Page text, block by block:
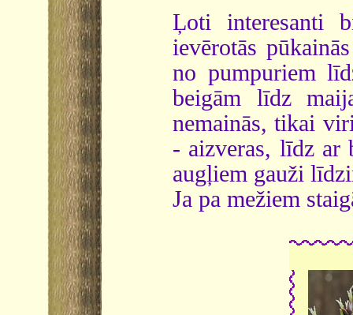
Ļoti interesanti
ievērotās
no pumpuriem
beigām līdz
nemainās, tikai
- aizveras, līdz ar
augļiem gauži
Ja pa mežiem